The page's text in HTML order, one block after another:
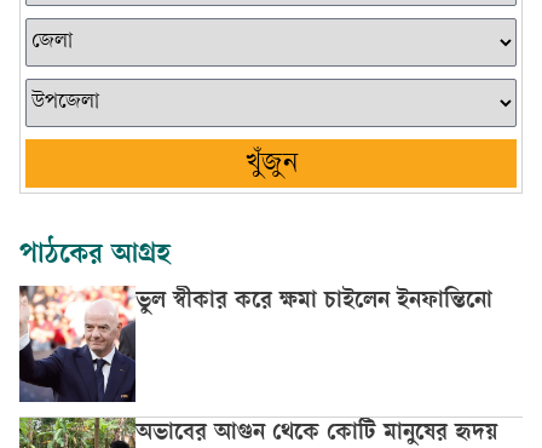
খুঁজুন
পাঠকের আগ্রহ
ভুল স্বীকার করে ক্ষমা চাইলেন ইনফান্তিনো
অভাবের আগুন থেকে কোটি মানুষের হৃদয়